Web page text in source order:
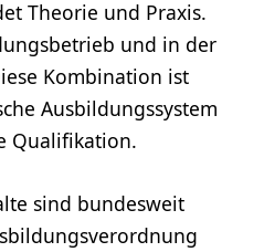
Theorie und Praxis.
und in der
Kombination ist
Ausbildungssystem
Qualifikation.
sind bundesweit